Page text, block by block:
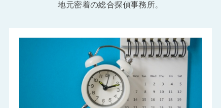
地元密着の総合探偵事務所。